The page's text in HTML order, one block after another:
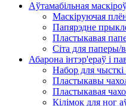
Аўтамабільная
Маскіруючая
Папярэдне
Пластыкавая
Сіта для паперы/
Абарона інтэр'ераў і
Набор для чысткі
Пластыкавы
Пластыкавая
Кілімок для ног